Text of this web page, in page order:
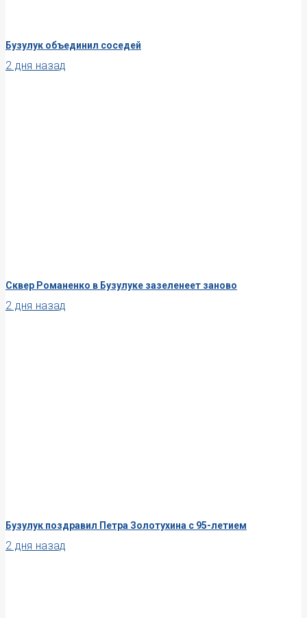
Бузулук объединил соседей
2 дня назад
Сквер Романенко в Бузулуке зазеленеет заново
2 дня назад
Бузулук поздравил Петра Золотухина с 95-летием
2 дня назад